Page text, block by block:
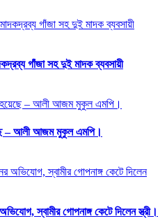
গাঁজা সহ দুই মাদক ব্যবসায়ী
– আলী আজম মুকুল এমপি।
স্বামীর গোপনাঙ্গ কেটে দিলেন স্ত্রী।